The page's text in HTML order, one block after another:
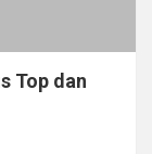
Top dan